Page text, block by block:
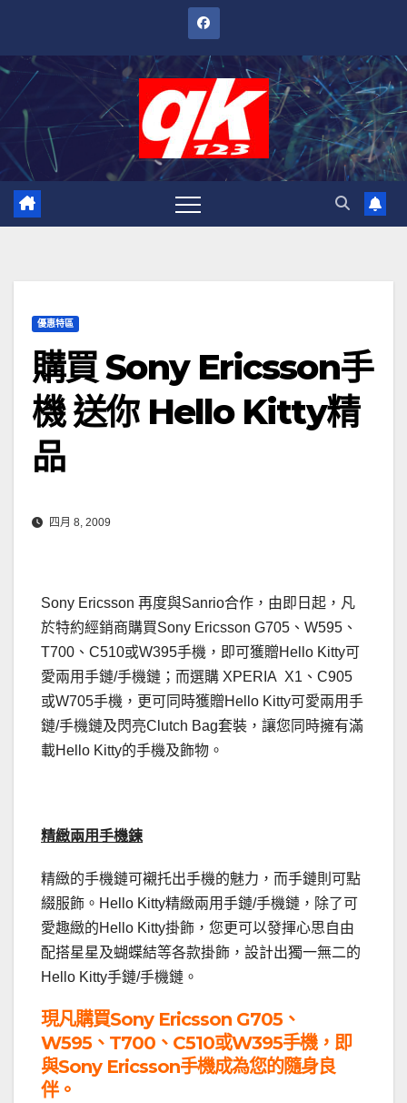
內
優惠特區
購買 Sony Ericsson手
機 送你 Hello Kitty精
品
四月 8, 2009
Sony Ericsson 再度與Sanrio合作，由即日起，凡
於特約經銷商購買Sony Ericsson G705、W595、
T700、C510或W395手機，即可獲贈Hello Kitty可
愛兩用手鏈/手機鏈；而選購 XPERIA X1、C905
或W705手機，更可同時獲贈Hello Kitty可愛兩用手
鏈/手機鏈及閃亮Clutch Bag套裝，讓您同時擁有滿
載Hello Kitty的手機及飾物。
精緻兩用手機鍊
精緻的手機鏈可襯托出手機的魅力，而手鏈則可點
綴服飾。Hello Kitty精緻兩用手鏈/手機鏈，除了可
愛趣緻的Hello Kitty掛飾，您更可以發揮心思自由
配搭星星及蝴蝶結等各款掛飾，設計出獨一無二的
Hello Kitty手鏈/手機鏈。
現凡購買Sony Ericsson G705、
W595、T700、C510或W395手機，即
與Sony Ericsson手機成為您的隨身良
伴。